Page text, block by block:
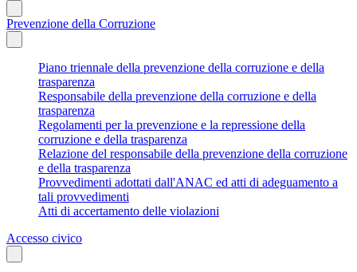
Prevenzione della Corruzione
Piano triennale della prevenzione della corruzione e della
trasparenza
Responsabile della prevenzione della corruzione e della
trasparenza
Regolamenti per la prevenzione e la repressione della
corruzione e della trasparenza
Relazione del responsabile della prevenzione della corruzione
e della trasparenza
Provvedimenti adottati dall'ANAC ed atti di adeguamento a
tali provvedimenti
Atti di accertamento delle violazioni
Accesso civico